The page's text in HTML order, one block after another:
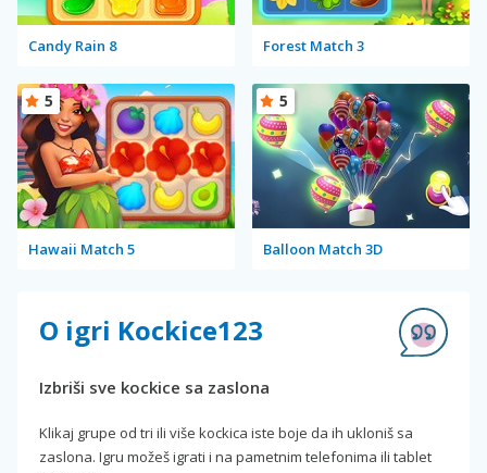
Candy Rain 8 Forest Match 3
Hawaii Match 5
5
Balloon Match 3D
5
O igri Kockice123
Izbriši sve kockice sa zaslona
Klikaj grupe od tri ili više kockica iste boje da ih ukloniš sa
zaslona. Igru možeš igrati i na pametnim telefonima ili tablet